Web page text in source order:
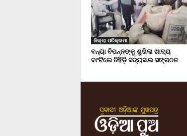
ଜିଲ୍ଲା ପରିକ୍ରମା
ବନ୍ୟା ବିପନ୍ନଙ୍କୁ ଶୁଖିଲା ଖାଦ୍ୟ
ବାଂଟିଲେ ତିହିଡି଼ ସତ୍ୟସାଇ ସଙ୍ଗଠନ